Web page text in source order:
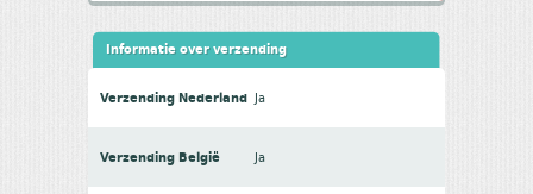
Informatie over verzending
Verzending Nederland Ja
Verzending België Ja